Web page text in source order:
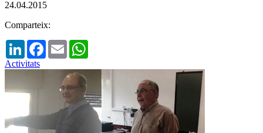
24.04.2015
Comparteix:
LinkedInFacebook
Email
Activitats